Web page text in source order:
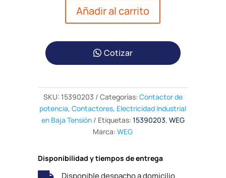
Añadir al carrito
Cotizar
SKU: 15390203 Categorías: Contactor de
potencia,Contactores, Electricidad Industrial
en Baja Tensión
Etiquetas: 15390203, WEG
Marca:WEG
Disponibilidad y tiempos de entrega
Disponible despacho a domicilio